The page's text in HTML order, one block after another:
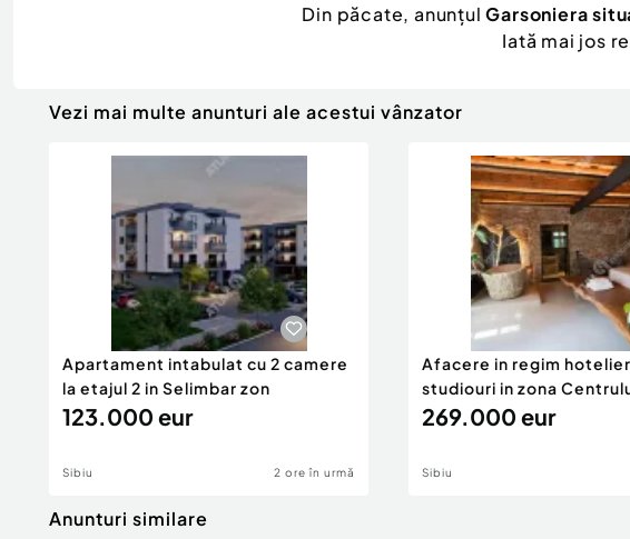
Din păcate, anunțulGarsoniera
Iată mai jos
Vezi mai multe anunturi ale acestui vânzator
Apartament intabulat cu 2 camere
la etajul 2 in Selimbar zon
123.000 eur
Sibiu 2 ore în urmă
Afacere in regim hotelier
studiouri in zona
269.000 eur
Sibiu
Anunturi similare